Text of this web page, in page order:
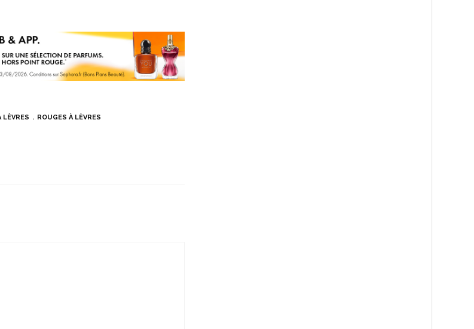
LÈVRES ROUGES À LÈVRES